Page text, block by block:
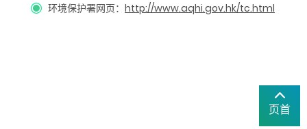
环境保护署网页： http://www.aqhi.gov.hk/tc.html
页首